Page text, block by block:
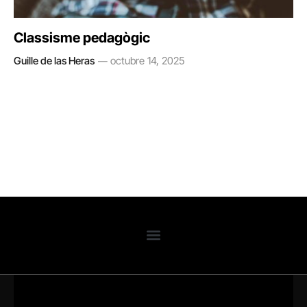
Classisme pedagògic
Guille de las Heras octubre 14, 2025